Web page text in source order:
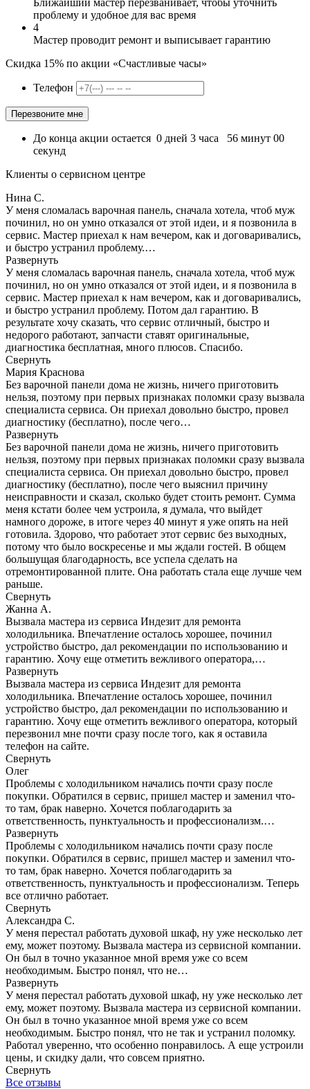
Ближайший мастер перезванивает, чтобы уточнить
проблему и удобное для вас время
4
Мастер проводит ремонт и выписывает гарантию
Скидка 15% по акции «Счастливые часы»
Телефон
До конца акции остается 0 дней 3 часа 56 минут 00
секунд
Клиенты о сервисном центре
Нина С.
У меня сломалась варочная панель, сначала хотела, чтоб муж
починил, но он умно отказался от этой идеи, и я позвонила в
сервис. Мастер приехал к нам вечером, как и договаривались,
и быстро устранил проблему.…
Развернуть
У меня сломалась варочная панель, сначала хотела, чтоб муж
починил, но он умно отказался от этой идеи, и я позвонила в
сервис. Мастер приехал к нам вечером, как и договаривались,
и быстро устранил проблему. Потом дал гарантию. В
результате хочу сказать, что сервис отличный, быстро и
недорого работают, запчасти ставят оригинальные,
диагностика бесплатная, много плюсов. Спасибо.
Свернуть
Мария Краснова
Без варочной панели дома не жизнь, ничего приготовить
нельзя, поэтому при первых признаках поломки сразу вызвала
специалиста сервиса. Он приехал довольно быстро, провел
диагностику (бесплатно), после чего…
Развернуть
Без варочной панели дома не жизнь, ничего приготовить
нельзя, поэтому при первых признаках поломки сразу вызвала
специалиста сервиса. Он приехал довольно быстро, провел
диагностику (бесплатно), после чего выяснил причину
неисправности и сказал, сколько будет стоить ремонт. Сумма
меня кстати более чем устроила, я думала, что выйдет
намного дороже, в итоге через 40 минут я уже опять на ней
готовила. Здорово, что работает этот сервис без выходных,
потому что было воскресенье и мы ждали гостей. В общем
большущая благодарность, все успела сделать на
отремонтированной плите. Она работать стала еще лучше чем
раньше.
Свернуть
Жанна А.
Вызвала мастера из сервиса Индезит для ремонта
холодильника. Впечатление осталось хорошее, починил
устройство быстро, дал рекомендации по использованию и
гарантию. Хочу еще отметить вежливого оператора,…
Развернуть
Вызвала мастера из сервиса Индезит для ремонта
холодильника. Впечатление осталось хорошее, починил
устройство быстро, дал рекомендации по использованию и
гарантию. Хочу еще отметить вежливого оператора, который
перезвонил мне почти сразу после того, как я оставила
телефон на сайте.
Свернуть
Олег
Проблемы с холодильником начались почти сразу после
покупки. Обратился в сервис, пришел мастер и заменил что-
то там, брак наверно. Хочется поблагодарить за
ответственность, пунктуальность и профессионализм.…
Развернуть
Проблемы с холодильником начались почти сразу после
покупки. Обратился в сервис, пришел мастер и заменил что-
то там, брак наверно. Хочется поблагодарить за
ответственность, пунктуальность и профессионализм. Теперь
все отлично работает.
Свернуть
Александра С.
У меня перестал работать духовой шкаф, ну уже несколько лет
ему, может поэтому. Вызвала мастера из сервисной компании.
Он был в точно указанное мной время уже со всем
необходимым. Быстро понял, что не…
Развернуть
У меня перестал работать духовой шкаф, ну уже несколько лет
ему, может поэтому. Вызвала мастера из сервисной компании.
Он был в точно указанное мной время уже со всем
необходимым. Быстро понял, что не так и устранил поломку.
Работал уверенно, что особенно понравилось. А еще устроили
цены, и скидку дали, что совсем приятно.
Свернуть
Все отзывы